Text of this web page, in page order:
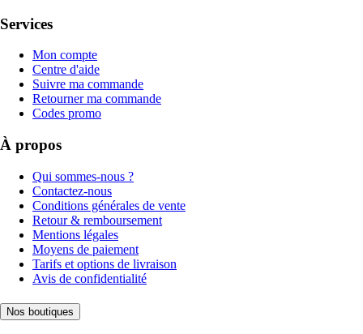
Services
Mon compte
Centre d'aide
Suivre ma commande
Retourner ma commande
Codes promo
À propos
Qui sommes-nous ?
Contactez-nous
Conditions générales de vente
Retour & remboursement
Mentions légales
Moyens de paiement
Tarifs et options de livraison
Avis de confidentialité
Nos boutiques